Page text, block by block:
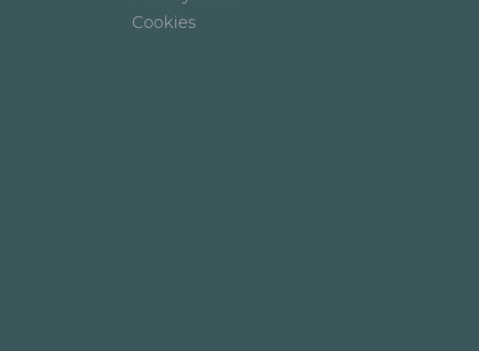
Cookies